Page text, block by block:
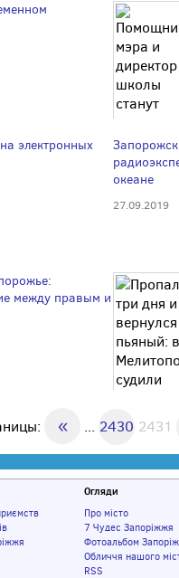
электронных
океане
27.09.2019
между правым и
« ... 2430 2431
Огляди
Про місто
7 Чудес Запоріжжя
Фотоальбом
Обличчя нашого
RSS